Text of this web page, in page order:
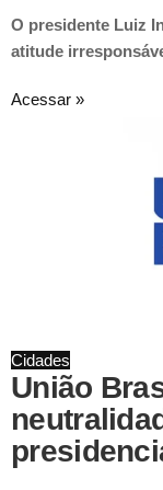
O presidente Luiz
atitude
Acessar »
Cidades
União